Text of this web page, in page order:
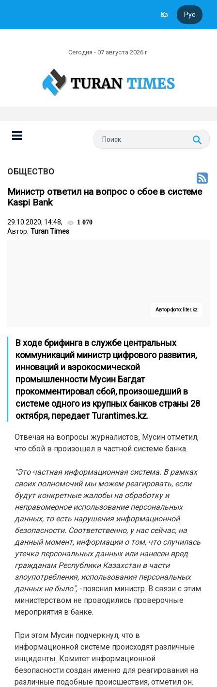
Қаз Рус
Сегодня - 07 августа 2026 г
ОБЩЕСТВО
Министр ответил на вопрос о сбое в системе
Kaspi Bank
29.10.2020, 14:48, 1 070
Автор: Turan Times
Автор фото: liter.kz
В ходе брифинга в службе центральных
коммуникаций министр цифрового развития,
инноваций и аэрокосмической
промышленности Мусин Багдат
прокомментировал сбой, произошедший в
системе одного из крупных банков страны 28
октября, передает Turantimes.kz.
Отвечая на вопросы журналистов, Мусин отметил,
что сбой в произошел в частной системе банка.
"Это частная информационная система. В рамках
своих полномочий мы можем реагировать, если
будут конкретные жалобы на обработку и
неправомерное использование персональных
данных, то есть нарушения информационной
безопасности. Соответственно, у нас сейчас, на
данный момент, информации о том, что случилась
утечка персональных данных или нанесен вред
гражданам Республики Казахстан в части
злоупотребления, использования персональных
данных не было", -пояснил министр. В связи с этим
министерством не проводились проверочные
мероприятия в банке.
При этом Мусин подчеркнул, что в
информационной системе происходят различные
инциденты. Комитет информационной
безопасности создан именно для реагирования на
различные подобные происшествия, отметил он.